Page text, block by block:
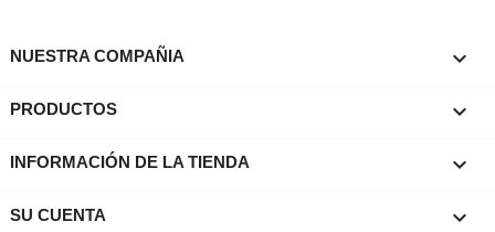
NUESTRA COMPAÑIA 
PRODUCTOS 
INFORMACIÓN DE LA TIENDA keyboard_arrow_down
SU CUENTA 